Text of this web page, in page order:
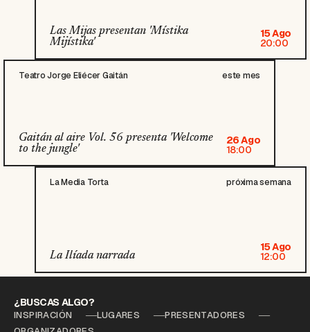
Las Mijas presentan 'Místika
Mijístika'
15 Ago
20:00
Teatro Jorge Eliécer Gaitán este mes
Gaitán al aire Vol. 56 presenta 'Welcome
to the jungle'
26 Ago
18:00
La Media Torta próxima semana
La Ilíada narrada
15 Ago
12:00
¿BUSCAS ALGO?
INSPIRACIÓN LUGARES
PRESENTADORES